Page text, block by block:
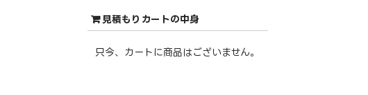
見積もりカートの中身
只今、カートに商品はございません。